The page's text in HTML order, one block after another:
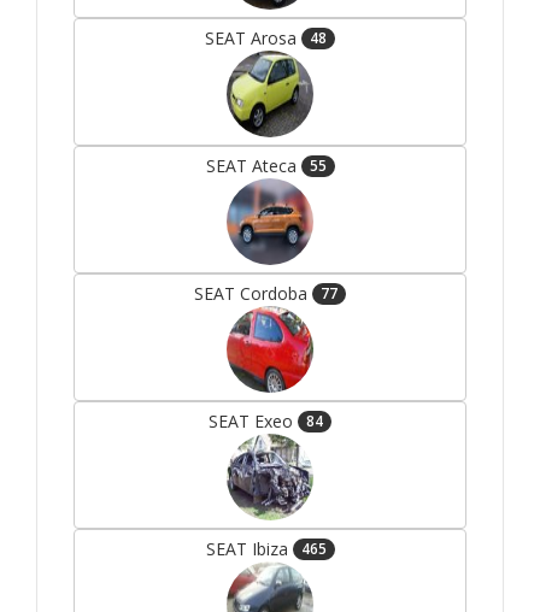
SEAT Arosa 48
SEAT Ateca 55
SEAT Cordoba 77
SEAT Exeo 84
SEAT Ibiza 465